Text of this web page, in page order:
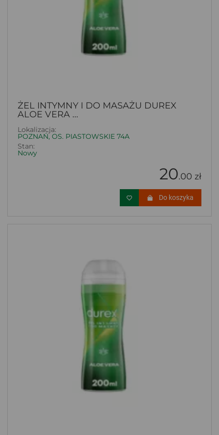
ŻEL INTYMNY I DO MASAŻU DUREX
ALOE VERA ...
Lokalizacja:
POZNAŃ, OS. PIASTOWSKIE 74A
Stan:
Nowy
20.00 zł
Do koszyka